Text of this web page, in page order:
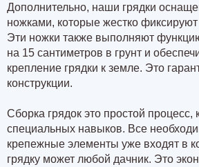
Дополнительно, наши грядки
ножками, которые жестко
Эти ножки также выполняют
на 15 сантиметров в грунт и
крепление грядки к земле. Это
конструкции.
Сборка грядок это простой процесс,
специальных навыков. Все
крепежные элементы уже входят в
грядку может любой дачник. Это